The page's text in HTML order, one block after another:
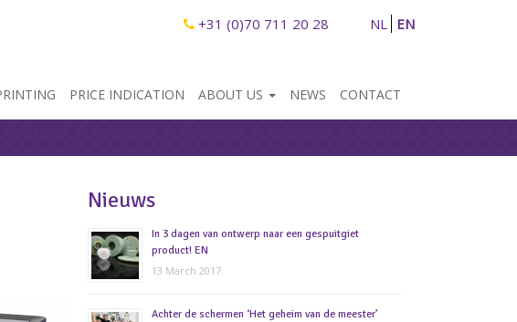
+31 (0)70 711 20 28 NL EN
PRICE INDICATION ABOUT US NEWS CONTACT
Nieuws
In 3 dagen van ontwerp naar een gespuitgiet
product! EN
13 March 2017
Achter de schermen ‘Het geheim van de meester’